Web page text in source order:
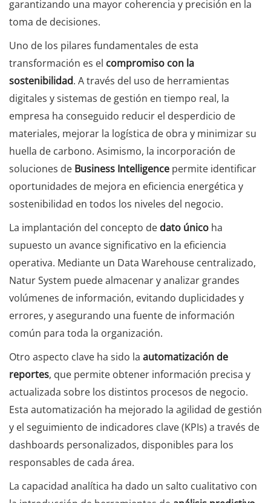
garantizando una mayor coherencia y precisión en la
toma de decisiones.
Uno de los pilares fundamentales de esta
transformación es el compromiso con la
sostenibilidad. A través del uso de herramientas
digitales y sistemas de gestión en tiempo real, la
empresa ha conseguido reducir el desperdicio de
materiales, mejorar la logística de obra y minimizar su
huella de carbono. Asimismo, la incorporación de
soluciones de Business Intelligence permite identificar
oportunidades de mejora en eficiencia energética y
sostenibilidad en todos los niveles del negocio.
La implantación del concepto de dato único ha
supuesto un avance significativo en la eficiencia
operativa. Mediante un Data Warehouse centralizado,
Natur System puede almacenar y analizar grandes
volúmenes de información, evitando duplicidades y
errores, y asegurando una fuente de información
común para toda la organización.
Otro aspecto clave ha sido la automatización de
reportes, que permite obtener información precisa y
actualizada sobre los distintos procesos de negocio.
Esta automatización ha mejorado la agilidad de gestión
y el seguimiento de indicadores clave (KPIs) a través de
dashboards personalizados, disponibles para los
responsables de cada área.
La capacidad analítica ha dado un salto cualitativo con